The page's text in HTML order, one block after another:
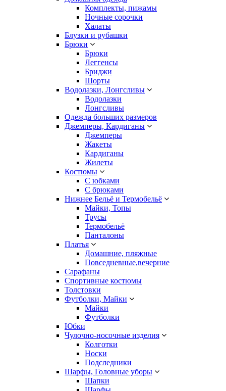
Комплекты, пижамы
Ночные сорочки
Халаты
Блузки и рубашки
Брюки
Брюки
Леггенсы
Бриджи
Шорты
Водолазки, Лонгсливы
Водолазки
Лонгсливы
Одежда больших размеров
Джемперы, Кардиганы
Джемперы
Жакеты
Кардиганы
Жилеты
Костюмы
С юбками
С брюками
Нижнее Бельё и Термобельё
Майки, Топы
Трусы
Термобельё
Панталоны
Платья
Домашние, пляжные
Повседневные,вечерние
Сарафаны
Спортивные костюмы
Толстовки
Футболки, Майки
Майки
Футболки
Юбки
Чулочно-носочные изделия
Колготки
Носки
Подследники
Шарфы, Головные уборы
Шапки